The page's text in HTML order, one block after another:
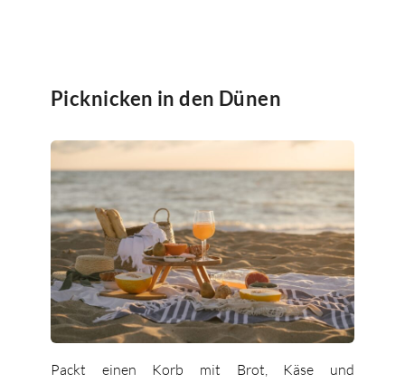
Picknicken in den Dünen
Packt einen Korb mit Brot, Käse und